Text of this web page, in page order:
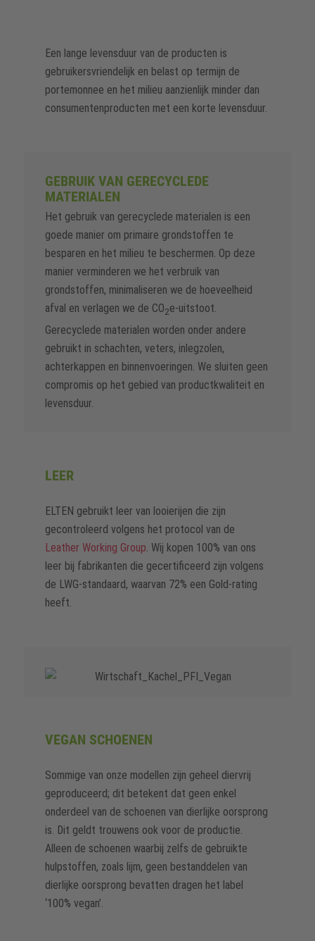
Een lange levensduur van de producten is
gebruikersvriendelijk en belast op termijn de
portemonnee en het milieu aanzienlijk minder dan
consumentenproducten met een korte levensduur.
GEBRUIK VAN GERECYCLEDE
MATERIALEN
Het gebruik van gerecyclede materialen is een
goede manier om primaire grondstoffen te
besparen en het milieu te beschermen. Op deze
manier verminderen we het verbruik van
grondstoffen, minimaliseren we de hoeveelheid
afval en verlagen we de CO2e-uitstoot.
Gerecyclede materialen worden onder andere
gebruikt in schachten, veters, inlegzolen,
achterkappen en binnenvoeringen. We sluiten geen
compromis op het gebied van productkwaliteit en
levensduur.
LEER
ELTEN gebruikt leer van looierijen die zijn
gecontroleerd volgens het protocol van de
Leather Working Group. Wij kopen 100% van ons
leer bij fabrikanten die gecertificeerd zijn volgens
de LWG-standaard, waarvan 72% een Gold-rating
heeft.
VEGAN SCHOENEN
Sommige van onze modellen zijn geheel diervrij
geproduceerd; dit betekent dat geen enkel
onderdeel van de schoenen van dierlijke oorsprong
is. Dit geldt trouwens ook voor de productie.
Alleen de schoenen waarbij zelfs de gebruikte
hulpstoffen, zoals lijm, geen bestanddelen van
dierlijke oorsprong bevatten dragen het label
‘100% vegan’.